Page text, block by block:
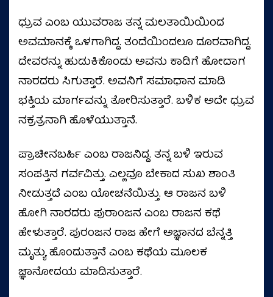
ಧ್ರುವ ಎಂಬ ಯುವರಾಜ ತನ್ನ ಮಲತಾಯಿಯಿಂದ
ಅವಮಾನಕ್ಕೆ ಒಳಗಾಗಿದ್ದ. ತಂದೆಯಿಂದಲೂ ದೂರವಾಗಿದ್ದ.
ದೇವರನ್ನು ಹುಡುಕಿಕೊಂಡು ಅವನು ಕಾಡಿಗೆ ಹೋದಾಗ
ನಾರದರು ಸಿಗುತ್ತಾರೆ. ಅವನಿಗೆ ಸಮಾಧಾನ ಮಾಡಿ
ಭಕ್ತಿಯ ಮಾರ್ಗವನ್ನು ತೋರಿಸುತ್ತಾರೆ. ಬಳಿಕ ಅದೇ ಧ್ರುವ
ನಕ್ರತ್ರನಾಗಿ ಹೊಳೆಯುತ್ತಾನೆ.
ಪ್ರಾಚೀನಬರ್ಹಿ ಎಂಬ ರಾಜನಿದ್ದ. ತನ್ನ ಬಳಿ ಇರುವ
ಸಂಪತ್ತಿನ ಗರ್ವವಿತ್ತು. ಎಲ್ಲವೂ ಬೇಕಾದ ಸುಖ ಶಾಂತಿ
ನೀಡುತ್ತದೆ ಎಂಬ ಯೋಚನೆಯಿತ್ತು. ಆ ರಾಜನ ಬಳಿ
ಹೋಗಿ ನಾರದರು ಪುರಾಂಜನ ಎಂಬ ರಾಜನ ಕಥೆ
ಹೇಳುತ್ತಾರೆ. ಪುರಂಜನ ರಾಜ ಹೇಗೆ ಅಜ್ಞಾನದ ಬೆನ್ನತ್ತಿ
ಮೃತ್ಯು ಹೊಂದುತ್ತಾನೆ ಎಂಬ ಕಥೆಯ ಮೂಲಕ
ಜ್ಞಾನೋದಯ ಮಾಡಿಸುತ್ತಾರೆ.